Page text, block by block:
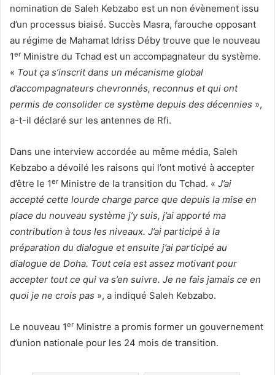
nomination de Saleh Kebzabo est un non évènement issu
d’un processus biaisé. Succès Masra, farouche opposant
au régime de Mahamat Idriss Déby trouve que le nouveau
1er Ministre du Tchad est un accompagnateur du système.
« Tout ça s’inscrit dans un mécanisme global
d’accompagnateurs chevronnés, reconnus et qui ont
permis de consolider ce système depuis des décennies »,
a-t-il déclaré sur les antennes de Rfi.
Dans une interview accordée au même média, Saleh
Kebzabo a dévoilé les raisons qui l’ont motivé à accepter
d’être le 1er Ministre de la transition du Tchad. « J’ai
accepté cette lourde charge parce que depuis la mise en
place du nouveau système j’y suis, j’ai apporté ma
contribution à tous les niveaux. J’ai participé à la
préparation du dialogue et ensuite j’ai participé au
dialogue de Doha. Tout cela est assez motivant pour
accepter tout ce qui va s’en suivre. Je ne fais jamais ce en
quoi je ne crois pas », a indiqué Saleh Kebzabo.
Le nouveau 1er Ministre a promis former un gouvernement
d’union nationale pour les 24 mois de transition.